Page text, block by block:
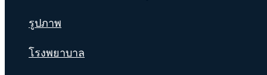
รูปภาพ
โรงพยาบาล